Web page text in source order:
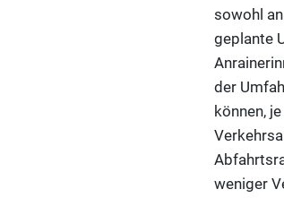
sowohl
geplante
der
können,
weniger